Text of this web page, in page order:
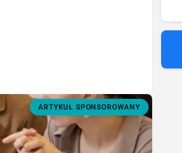
ARTYKUŁ SPONSOROWANY